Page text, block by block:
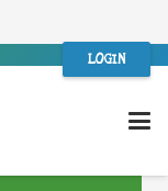
LOGIN